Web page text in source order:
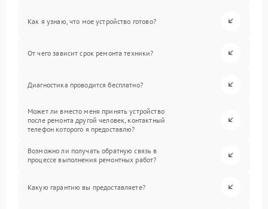
Как я узнаю, что мое устройство готово?
От чего зависит срок ремонта техники?
Диагностика проводится бесплатно?
Может ли вместо меня принять устройство
после ремонта другой человек, контактный
телефон которого я предоставлю?
Возможно ли получать обратную связь в
процессе выполнения ремонтных работ?
Какую гарантию вы предоставляете?